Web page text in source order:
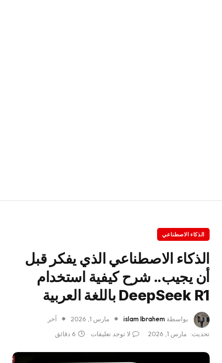
الذكاء الاصطناعي
الذكاء الاصطناعي الذي يفكر قبل
أن يجيب.. شرح كيفية استخدام
DeepSeek R1 باللغة العربية
بواسطة islam Ibrahem مارس 1, 2026
آخر
تحديث: مارس 1, 2026 لا توجد تعليقات 6 دقائق